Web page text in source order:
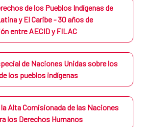
de los Pueblos Indígenas de
y El Caribe - 30 años de
entre AECID y FILAC
de Naciones Unidas sobre los
los pueblos indígenas
Alta Comisionada de las Naciones
los Derechos Humanos